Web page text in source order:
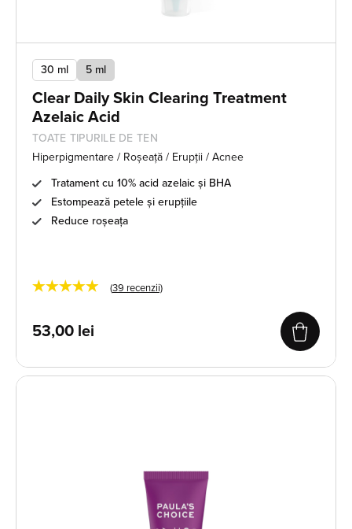
30 ml 5 ml
Clear Daily Skin Clearing Treatment
Azelaic Acid
TOATE TIPURILE DE TEN
Hiperpigmentare / Roșeață / Erupții / Acnee
Tratament cu 10% acid azelaic și BHA
Estompează petele și erupțiile
Reduce roșeața
★★★★★ (39 recenzii)
53,00 lei